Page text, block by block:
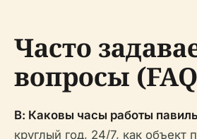
Часто
вопросы
В: Каковы часы работы
круглый год, 24/7, как объект